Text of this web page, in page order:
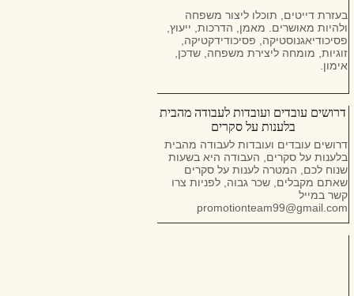
בעזרת דייטים, תוכלו ליצור משפחה
ולהיות מאושרים. מאמן, הדרכות, ייעוץ,
פסיכודיאגנוסטיקה, פסיכודידקטיקה,
זוגיות, מומחה ליצירת משפחה, שדכן,
אימון.
דרושים עובדים ועובדות לעבודה מהבית
בלענות על סקרים
דרושים עובדים ועובדות לעבודה מהבית
בלענות על סקרים, העבודה היא בשעות
שנוח לכם, המטרה לענות על סקרים
שאתם מקבלים, שכר גבוה, לפניות צרו
קשר במייל
promotionteam99@gmail.com